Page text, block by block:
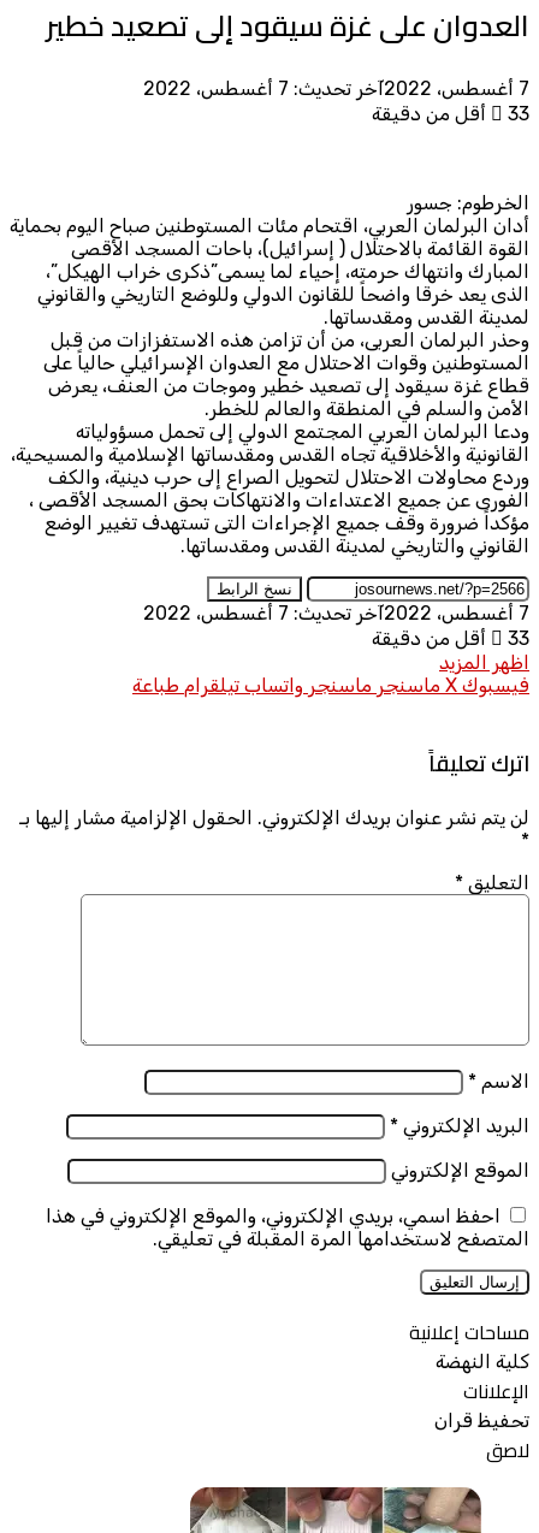
العدوان على غزة سيقود إلى تصعيد خطير
7 أغسطس، 2022
آخر تحديث: 7 أغسطس، 2022
33
أقل من دقيقة
الخرطوم: جسور
أدان البرلمان العربي، اقتحام مئات المستوطنين صباح اليوم بحماية
القوة القائمة بالاحتلال ( إسرائيل)، باحات المسجد الأقصى
المبارك وانتهاك حرمته، إحياء لما يسمى”ذكرى خراب الهيكل”،
الذى يعد خرقا واضحاً للقانون الدولي وللوضع التاريخي والقانوني
لمدينة القدس ومقدساتها.
وحذر البرلمان العربى، من أن تزامن هذه الاستفزازات من قبل
المستوطنين وقوات الاحتلال مع العدوان الإسرائيلي حالياً على
قطاع غزة سيقود إلى تصعيد خطير وموجات من العنف، يعرض
الأمن والسلم في المنطقة والعالم للخطر.
ودعا البرلمان العربي المجتمع الدولي إلى تحمل مسؤولياته
القانونية والأخلاقية تجاه القدس ومقدساتها الإسلامية والمسيحية،
وردع محاولات الاحتلال لتحويل الصراع إلى حرب دينية، والكف
الفورى عن جميع الاعتداءات والانتهاكات بحق المسجد الأقصى ،
مؤكداً ضرورة وقف جميع الإجراءات التى تستهدف تغيير الوضع
القانوني والتاريخي لمدينة القدس ومقدساتها.
نسخ الرابط
7 أغسطس، 2022
آخر تحديث: 7 أغسطس، 2022
33
أقل من دقيقة
اظهر المزيد
فيسبوك X ماسنجر ماسنجر واتساب تيلقرام طباعة
اترك تعليقاً
لن يتم نشر عنوان بريدك الإلكتروني.
الحقول الإلزامية مشار إليها بـ
*
التعليق *
الاسم *
البريد الإلكتروني *
الموقع الإلكتروني
احفظ اسمي، بريدي الإلكتروني، والموقع الإلكتروني في هذا
المتصفح لاستخدامها المرة المقبلة في تعليقي.
مساحات إعلانية
كلية النهضة
الإعلانات
تحفيظ قران
لاصق